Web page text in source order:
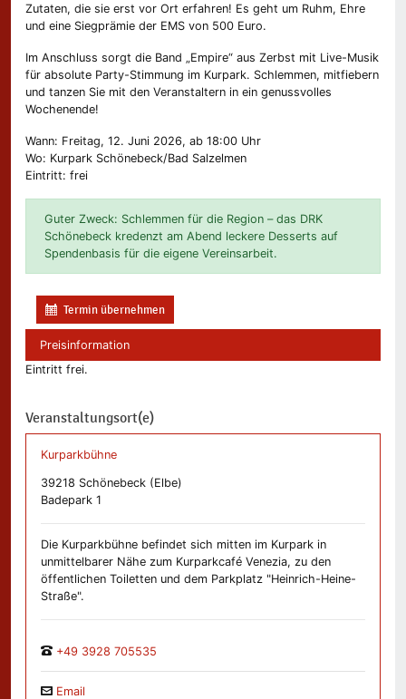
Zutaten, die sie erst vor Ort erfahren! Es geht um Ruhm, Ehre
und eine Siegprämie der EMS von 500 Euro.
Im Anschluss sorgt die Band „Empire“ aus Zerbst mit Live-Musik
für absolute Party-Stimmung im Kurpark. Schlemmen, mitfiebern
und tanzen Sie mit den Veranstaltern in ein genussvolles
Wochenende!
Wann: Freitag, 12. Juni 2026, ab 18:00 Uhr
Wo: Kurpark Schönebeck/Bad Salzelmen
Eintritt: frei
Guter Zweck: Schlemmen für die Region – das DRK
Schönebeck kredenzt am Abend leckere Desserts auf
Spendenbasis für die eigene Vereinsarbeit.
Termin übernehmen
Preisinformation
Eintritt frei.
Veranstaltungsort(e)
Kurparkbühne
39218 Schönebeck (Elbe)
Badepark 1
Die Kurparkbühne befindet sich mitten im Kurpark in
unmittelbarer Nähe zum Kurparkcafé Venezia, zu den
öffentlichen Toiletten und dem Parkplatz "Heinrich-Heine-
Straße".
+49 3928 705535
Email